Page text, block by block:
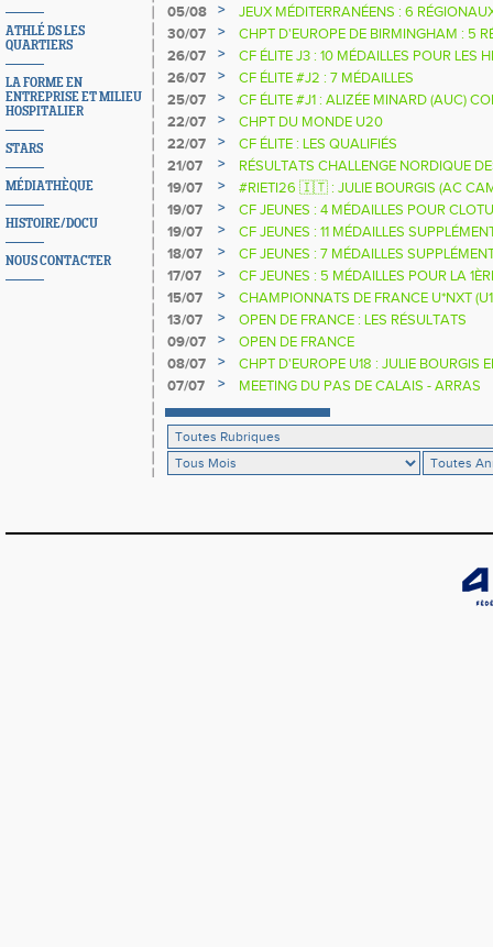
ATHLÉ DS LES
QUARTIERS
LA FORME EN
ENTREPRISE ET MILIEU
HOSPITALIER
STARS
MÉDIATHÈQUE
HISTOIRE/DOCU
NOUS CONTACTER
SAUTEURS
05/08 >
JEUX MÉDITERRANÉENS : 6
30/07
>
CHPT D'EUROPE DE BIRMINGHAM : 5
26/07
>
CF ÉLITE J3 : 10 MÉDAILLES POUR LES
26/07
>
CF ÉLITE #J2 : 7 MÉDAILLES
25/07
>
CF ÉLITE #J1 : ALIZÉE MINARD (AUC)
NATIONALE
22/07 >
CHPT DU MONDE U20
22/07
>
CF ÉLITE : LES QUALIFIÉS
21/07
>
RÉSULTATS CHALLENGE NORDIQUE
2025 2026
19/07 >
#RIETI26 🇮🇹 : JULIE BOURGIS (AC
D'EUROPE U18 DE LA PERCHE
19/07 >
CF JEUNES : 4 MÉDAILLES POUR
19/07
>
CF JEUNES : 11 MÉDAILLES
18/07
>
CF JEUNES : 7 MÉDAILLES
17/07
>
CF JEUNES : 5 MÉDAILLES POUR LA
15/07
>
CHAMPIONNATS DE FRANCE U*NXT
13/07
>
OPEN DE FRANCE : LES RÉSULTATS
09/07
>
OPEN DE FRANCE
08/07
>
CHPT D'EUROPE U18 : JULIE BOURGIS
07/07
> MEETING DU PAS DE CALAIS - ARRAS